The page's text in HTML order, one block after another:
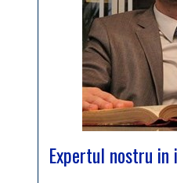
Expertul nostru